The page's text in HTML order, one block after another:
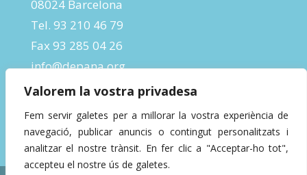
Valorem la vostra privadesa
Fem servir galetes per a millorar la vostra experiència de
navegació, publicar anuncis o contingut personalitzats i
analitzar el nostre trànsit. En fer clic a "Acceptar-ho tot",
accepteu el nostre ús de galetes.
08024 Barcelona
Tel. 93 210 46 79
Fax 93 285 04 26
info@depana.org